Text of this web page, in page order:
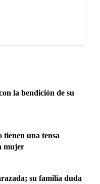
la bendición de su
una tensa
mujer
su familia duda